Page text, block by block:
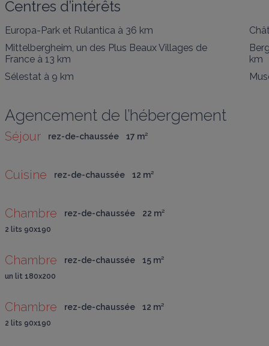
Centres d’intérêts
Europa-Park et Rulantica à 36 km
Mittelbergheim, un des Plus Beaux Villages de
France à 13 km
km
Sélestat à 9 km
Agencement de l’hébergement
Séjour rez-de-chaussée 17 m²
Cuisine rez-de-chaussée 12 m²
Chambre rez-de-chaussée 22 m²
2 lits 90x190
Chambre rez-de-chaussée 15 m²
un lit 180x200
Chambre rez-de-chaussée 12 m²
2 lits 90x190